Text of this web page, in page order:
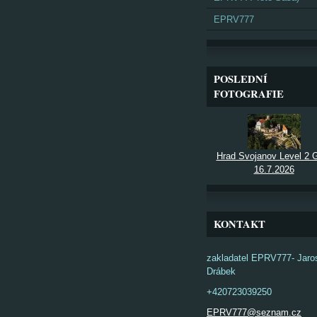
EPRV777
POSLEDNÍ
FOTOGRAFIE
Hrad Svojanov Level 2
16.7.2026
KONTAKT
zakladatel EPRV777-
Drábek
+420723039250
EPRV777@seznam.cz